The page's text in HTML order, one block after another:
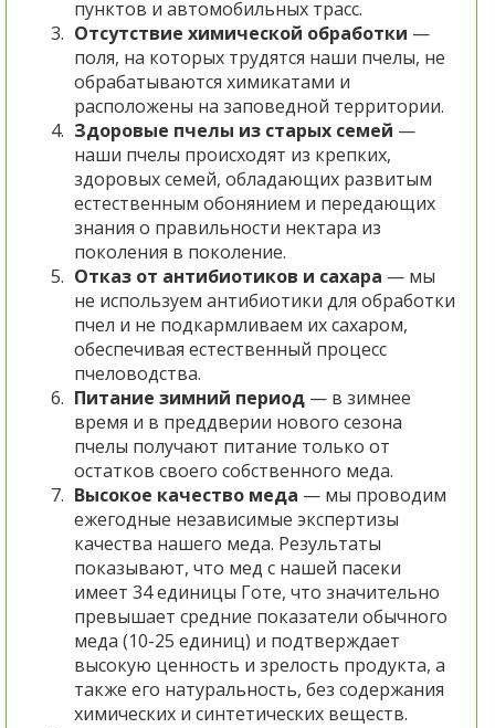
пунктов и автомобильных трасс.
Отсутствие химической обработки —
поля, на которых трудятся наши пчелы, не
обрабатываются химикатами и
расположены на заповедной территории.
Здоровые пчелы из старых семей —
наши пчелы происходят из крепких,
здоровых семей, обладающих развитым
естественным обонянием и передающих
знания о правильности нектара из
поколения в поколение.
Отказ от антибиотиков и сахара — мы
не используем антибиотики для обработки
пчел и не подкармливаем их сахаром,
обеспечивая естественный процесс
пчеловодства.
Питание зимний период — в зимнее
время и в преддверии нового сезона
пчелы получают питание только от
остатков своего собственного меда.
Высокое качество меда — мы проводим
ежегодные независимые экспертизы
качества нашего меда. Результаты
показывают, что мед с нашей пасеки
имеет 34 единицы Готе, что значительно
превышает средние показатели обычного
меда (10-25 единиц) и подтверждает
высокую ценность и зрелость продукта, а
также его натуральность, без содержания
химических и синтетических веществ.